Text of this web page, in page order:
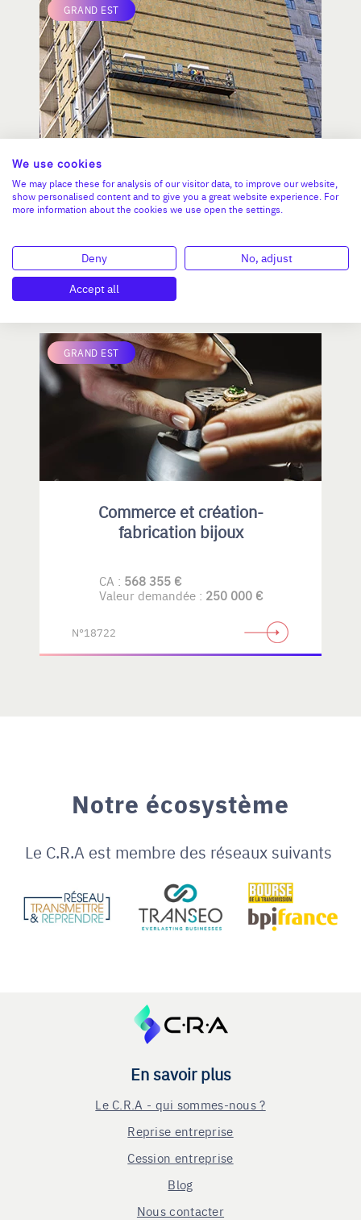
GRAND EST
Entreprise régionale de
rénovation complète de
bâtiments, marché principal
croissance et rentabilité
Valeur demandée :3 500 000 €
N°18728
GRAND EST
Commerce et création-
fabrication bijoux
CA : 568 355 €
Valeur demandée : 250 000 €
N°18722
Notre écosystème
Le C.R.A est membre des réseaux suivants
En savoir plus
Le C.R.A - qui sommes-nous ?
Reprise entreprise
Cession entreprise
Blog
Nous contacter
We use cookies
We may place these for analysis of our visitor data, to improve our website,
show personalised content and to give you a great website experience. For
more information about the cookies we use open the settings.
Deny
No, adjust
Accept all